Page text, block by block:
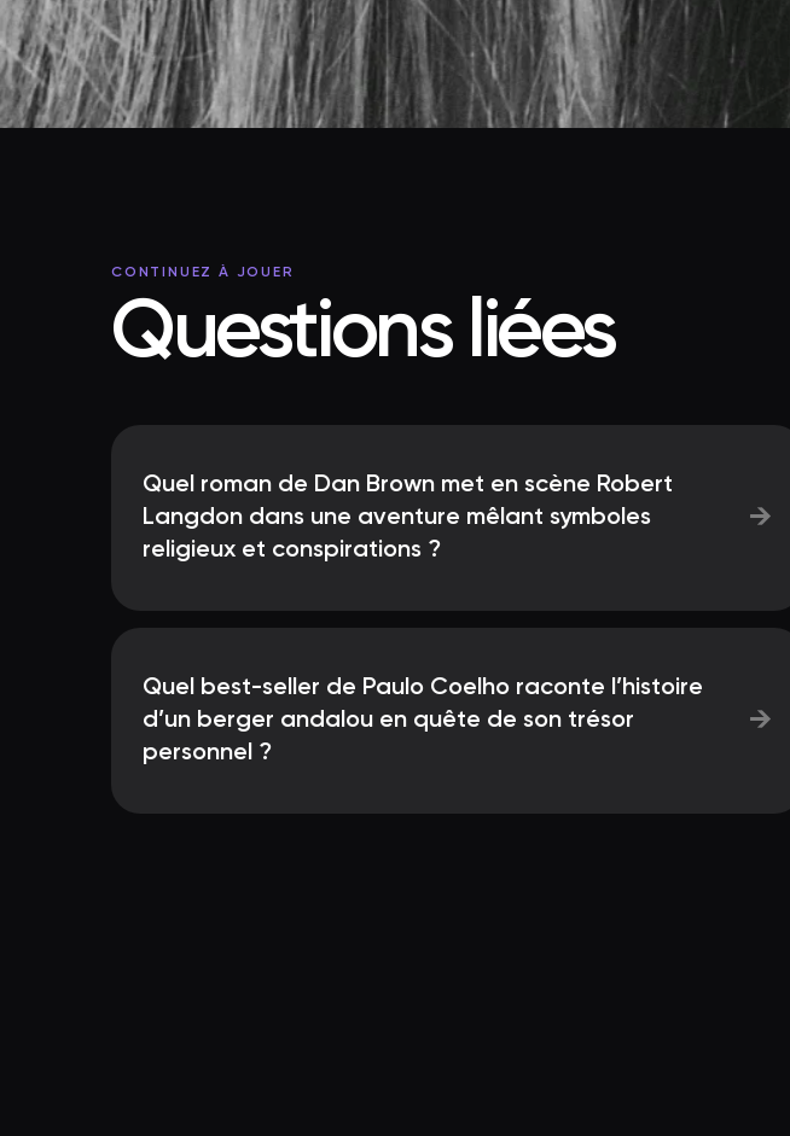
CONTINUEZ À JOUER
Questions liées
Quel roman de Dan Brown met en scène Robert
Langdon dans une aventure mêlant symboles
religieux et conspirations ?
→
Quel best-seller de Paulo Coelho raconte l’histoire
d’un berger andalou en quête de son trésor
personnel ?
→